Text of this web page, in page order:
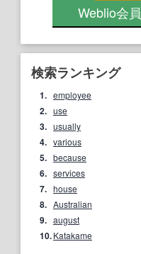
Weblio会員
検索ランキング
1. employee
2. use
3. usually
4. various
5. because
6. services
7. house
8. Australian
9. august
10.Katakame